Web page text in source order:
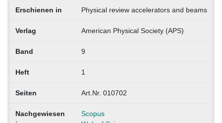
Erschienen in Physical review accelerators and beams
Verlag American Physical Society (APS)
Band 9
Heft 1
Seiten Art.Nr. 010702
Nachgewiesen
Scopus